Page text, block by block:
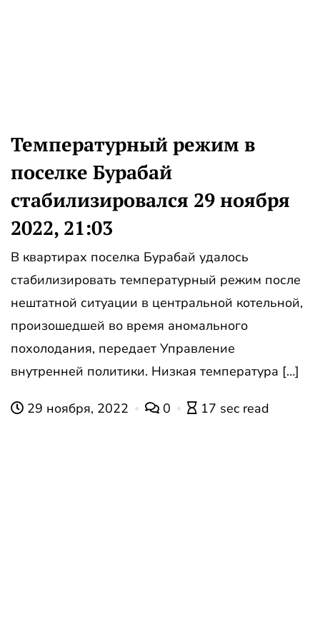
Температурный режим в
поселке Бурабай
стабилизировался 29 ноября
2022, 21:03
В квартирах поселка Бурабай удалось
стабилизировать температурный режим после
нештатной ситуации в центральной котельной,
произошедшей во время аномального
похолодания, передает Управление
внутренней политики. Низкая температура […]
29 ноября, 2022 0 17 sec read